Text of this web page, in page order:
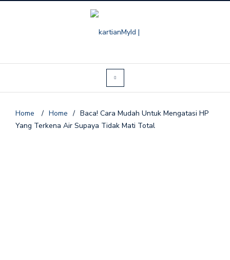
Home / Home / Baca! Cara Mudah Untuk Mengatasi HP
Yang Terkena Air Supaya Tidak Mati Total